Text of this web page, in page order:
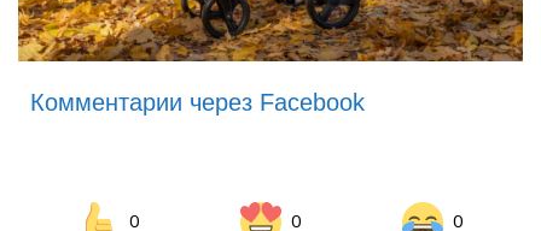
Комментарии через Facebook
0 0 0